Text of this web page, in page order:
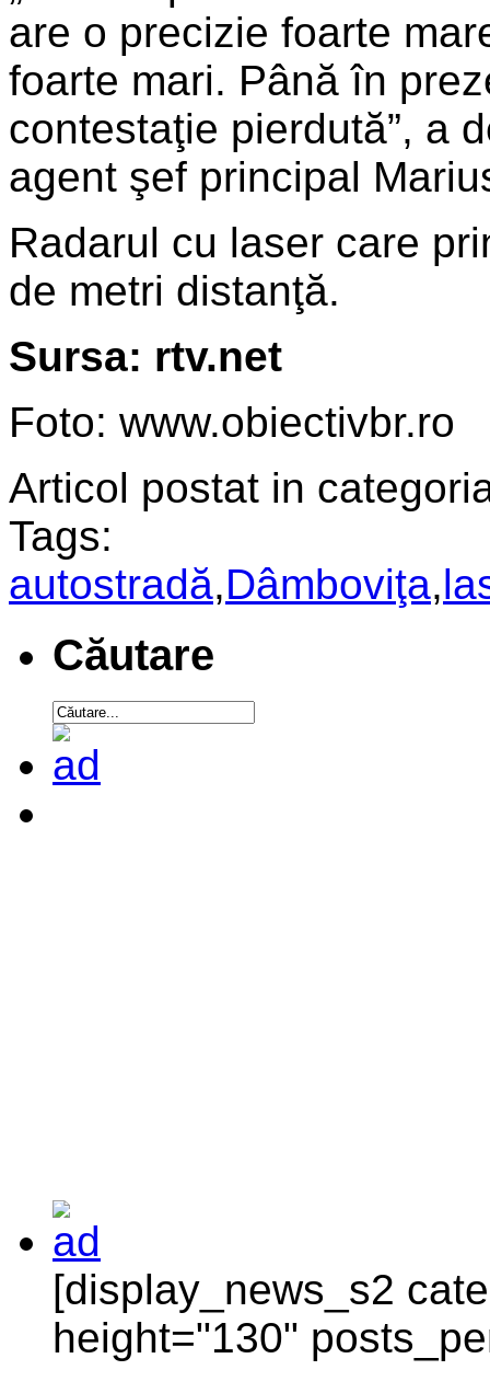
are o precizie foarte
foarte mari. Până în
contestaţie pierdută”, a
agent şef principal
Radarul cu laser care
de metri distanţă.
Sursa: rtv.net
Foto: www.obiectivbr.ro
Articol postat in
Tags:
autostradă,Dâmboviţa,
Căutare
[display_news_s2
height="130"